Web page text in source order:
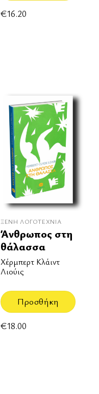
€16.20
ΞΈΝΗ ΛΟΓΟΤΕΧΝΊΑ
Άνθρωπος στη
θάλασσα
Χέρμπερτ Κλάιντ
Λιούις
Προσθήκη
€18.00